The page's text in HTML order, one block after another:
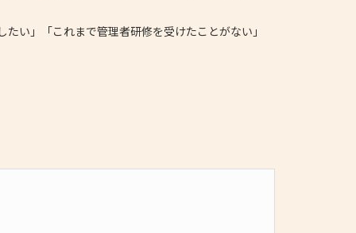
い」
「これまで管理者研修を受けたことがない」